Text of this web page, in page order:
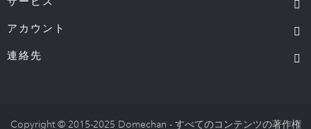
アカウント
連絡先
Copyright © 2015-2025 Domechan - すべてのコンテンツの著作権